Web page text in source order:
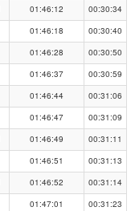
01:46:12
00:30:34
01:46:18
00:30:40
01:46:28
00:30:50
01:46:37
00:30:59
01:46:44
00:31:06
01:46:47
00:31:09
01:46:49
00:31:11
01:46:51
00:31:13
01:46:52
00:31:14
01:47:01
00:31:23